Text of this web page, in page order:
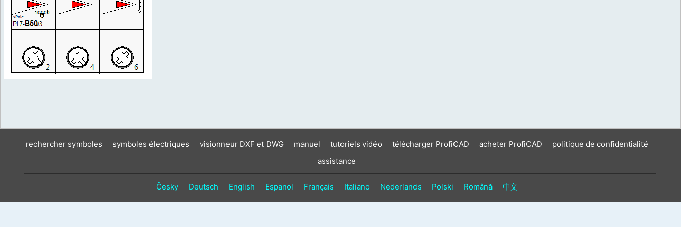
rechercher symboles symboles électriques visionneur DXF et DWG manuel tutoriels vidéo télécharger ProfiCAD acheter ProfiCAD
politique de confidentialité
assistance
Česky Deutsch English Espanol Français Italiano Nederlands Polski Română 中文